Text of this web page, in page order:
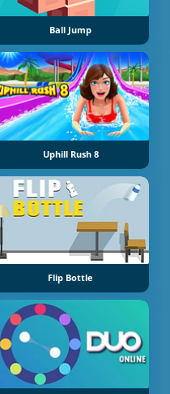
Ball Jump
Uphill Rush 8
Flip Bottle